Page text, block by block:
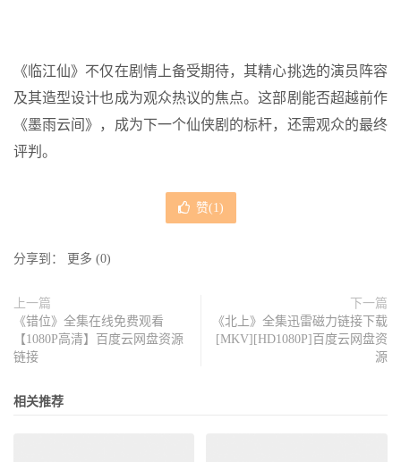
《临江仙》不仅在剧情上备受期待，其精心挑选的演员阵容
及其造型设计也成为观众热议的焦点。这部剧能否超越前作
《墨雨云间》，成为下一个仙侠剧的标杆，还需观众的最终
评判。
赞(1)
分享到： 更多 (0)
上一篇
《错位》全集在线免费观看
【1080P高清】百度云网盘资源
链接
下一篇
《北上》全集迅雷磁力链接下载
[MKV][HD1080P]百度云网盘资
源
相关推荐